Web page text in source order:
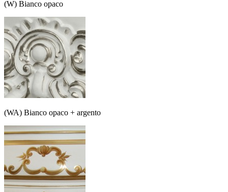
(W) Bianco opaco
(WA) Bianco opaco + argento